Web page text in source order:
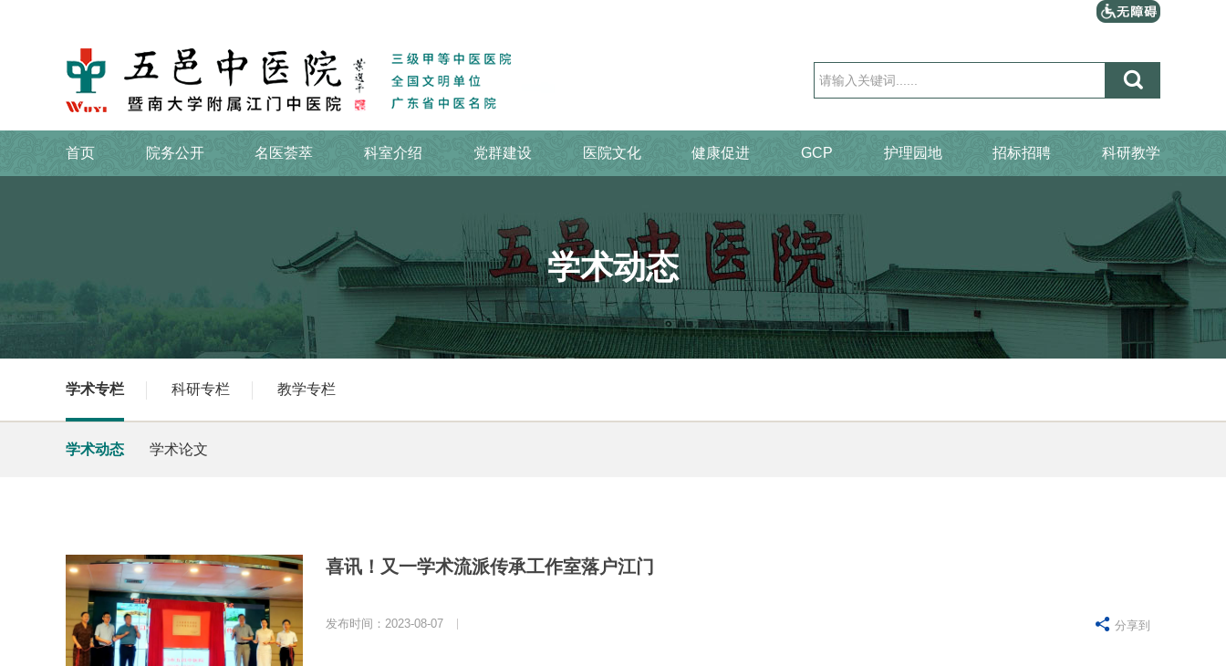

首页 院务公开 名医荟萃 科室介绍 党群建设 医院文化 健康促进 GCP 护理园地 招标招聘 科研教学
学术动态
学术专栏 科研专栏 教学专栏
学术动态 学术论文
喜讯！又一学术流派传承工作室落户江门
发布时间：2023-08-07  分享到